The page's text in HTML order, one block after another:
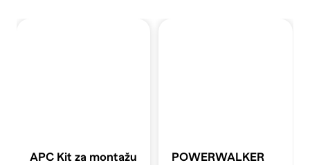
APC Kit za montažu
POWERWALKER